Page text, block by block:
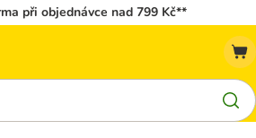
při objednávce nad 799 Kč**